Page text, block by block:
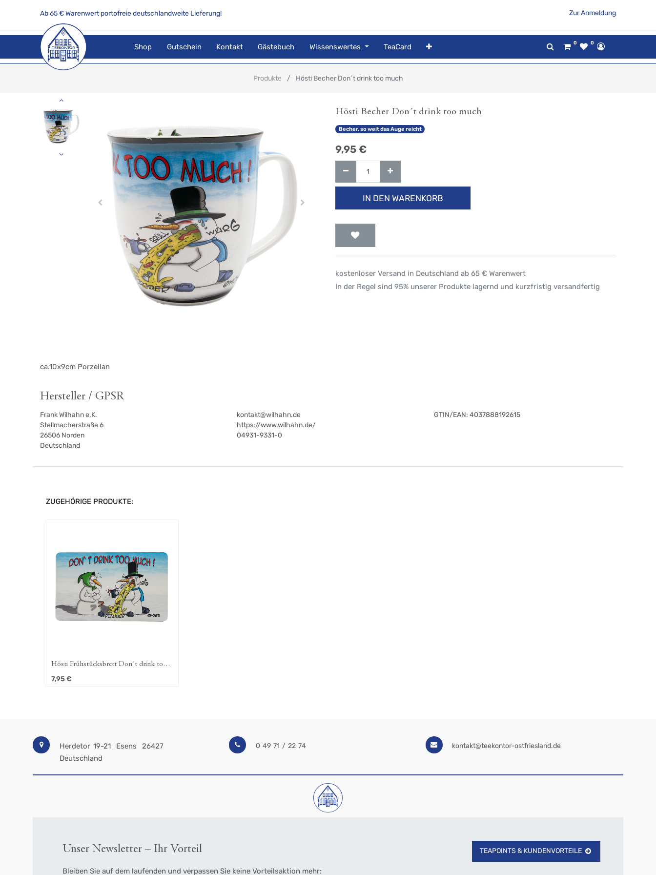
Ab 65 € Warenwert portofreie deutschlandweite Lieferung! Zur Anmeldung
Shop Gutschein Kontakt Gästebuch Wissenswertes TeaCard 0 0
Produkte Hösti Becher Don´t drink too much
Hösti Becher Don´t drink too much
Becher, so weit das Auge reicht
9,95 €
IN DEN WARENKORB
kostenloser Versand in Deutschland ab 65 € Warenwert
In der Regel sind 95% unserer Produkte lagernd und kurzfristig versandfertig
ca.10x9cm Porzellan
Hersteller / GPSR
Frank Wilhahn e.K.
Stellmacherstraße 6
26506 Norden
Deutschland
kontakt@wilhahn.de
https://www.wilhahn.de/
04931-9331-0
GTIN/EAN: 4037888192615
ZUGEHÖRIGE PRODUKTE:
Hösti Frühstücksbrett Don´t drink too
much
7,95€
Herdetor 19-21 Esens
26427
Deutschland
0 49 71 / 22 74 kontakt@teekontor-ostfriesland.de
Unser Newsletter – Ihr Vorteil
Bleiben Sie auf dem laufenden und verpassen Sie keine Vorteilsaktion mehr:
TEAPOINTS & KUNDENVORTEILE